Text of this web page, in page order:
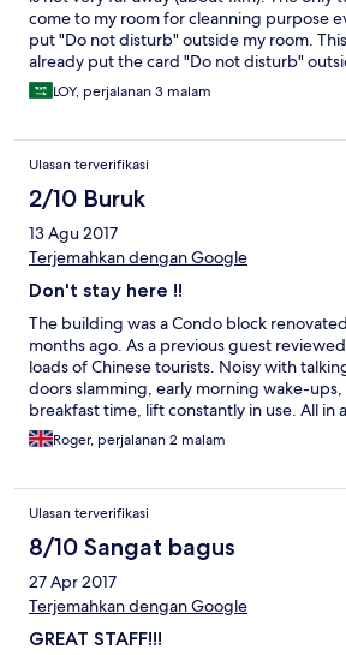
come to my room for cleanning purpose
put "Do not disturb" outside my room.
already put the card "Do not disturb"
have money in the room when I am not
The hotel apologize and I hope they take
LOY, perjalanan 3 malam
Ulasan terverifikasi
2/10 Buruk
13 Agu 2017
Terjemahkan dengan Google
Don't stay here !!
The building was a Condo block
months ago. As a previous guest
loads of Chinese tourists. Noisy with
doors slamming, early morning wake-
breakfast time, lift constantly in use. All in
which was a shame as the staff were
tourist boom seems to all over Bangkok
on their quick tour.
Roger, perjalanan 2 malam
Ulasan terverifikasi
8/10 Sangat bagus
27 Apr 2017
Terjemahkan dengan Google
GREAT STAFF!!!